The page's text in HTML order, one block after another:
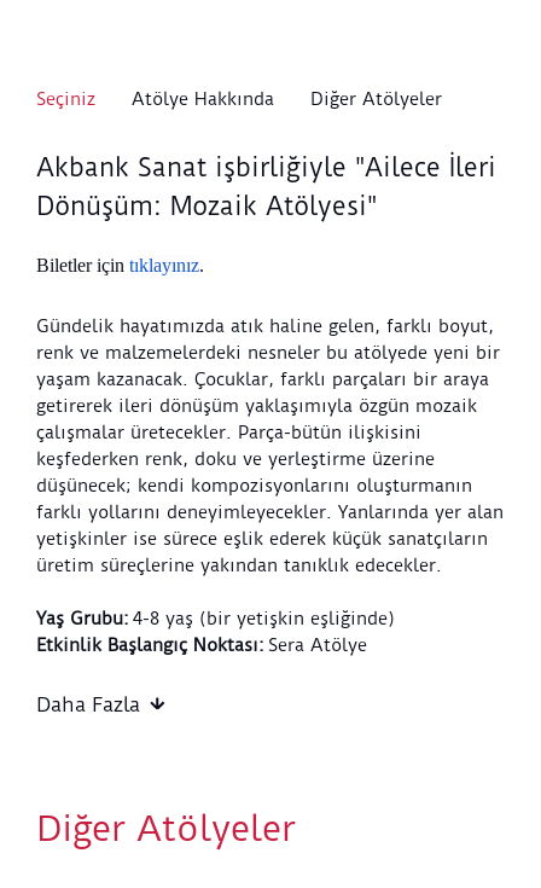
Seçiniz Atölye Hakkında Diğer Atölyeler
Akbank Sanat işbirliğiyle "Ailece İleri
Dönüşüm: Mozaik Atölyesi"
Biletler için tıklayınız.
Gündelik hayatımızda atık haline gelen, farklı boyut,
renk ve malzemelerdeki nesneler bu atölyede yeni bir
yaşam kazanacak. Çocuklar, farklı parçaları bir araya
getirerek ileri dönüşüm yaklaşımıyla özgün mozaik
çalışmalar üretecekler. Parça-bütün ilişkisini
keşfederken renk, doku ve yerleştirme üzerine
düşünecek; kendi kompozisyonlarını oluşturmanın
farklı yollarını deneyimleyecekler. Yanlarında yer alan
yetişkinler ise sürece eşlik ederek küçük sanatçıların
üretim süreçlerine yakından tanıklık edecekler.
Yaş Grubu: 4-8 yaş (bir yetişkin eşliğinde)
Etkinlik Başlangıç Noktası: Sera Atölye
Etkinlik Süresi:
Bu atölye Akbank Sanat işbirliğiyle düzenlenmektedir.
Atölye bileti 1 çocuk ve 1 yetişkini kapsar. Bir
Daha Fazla
Diğer Atölyeler